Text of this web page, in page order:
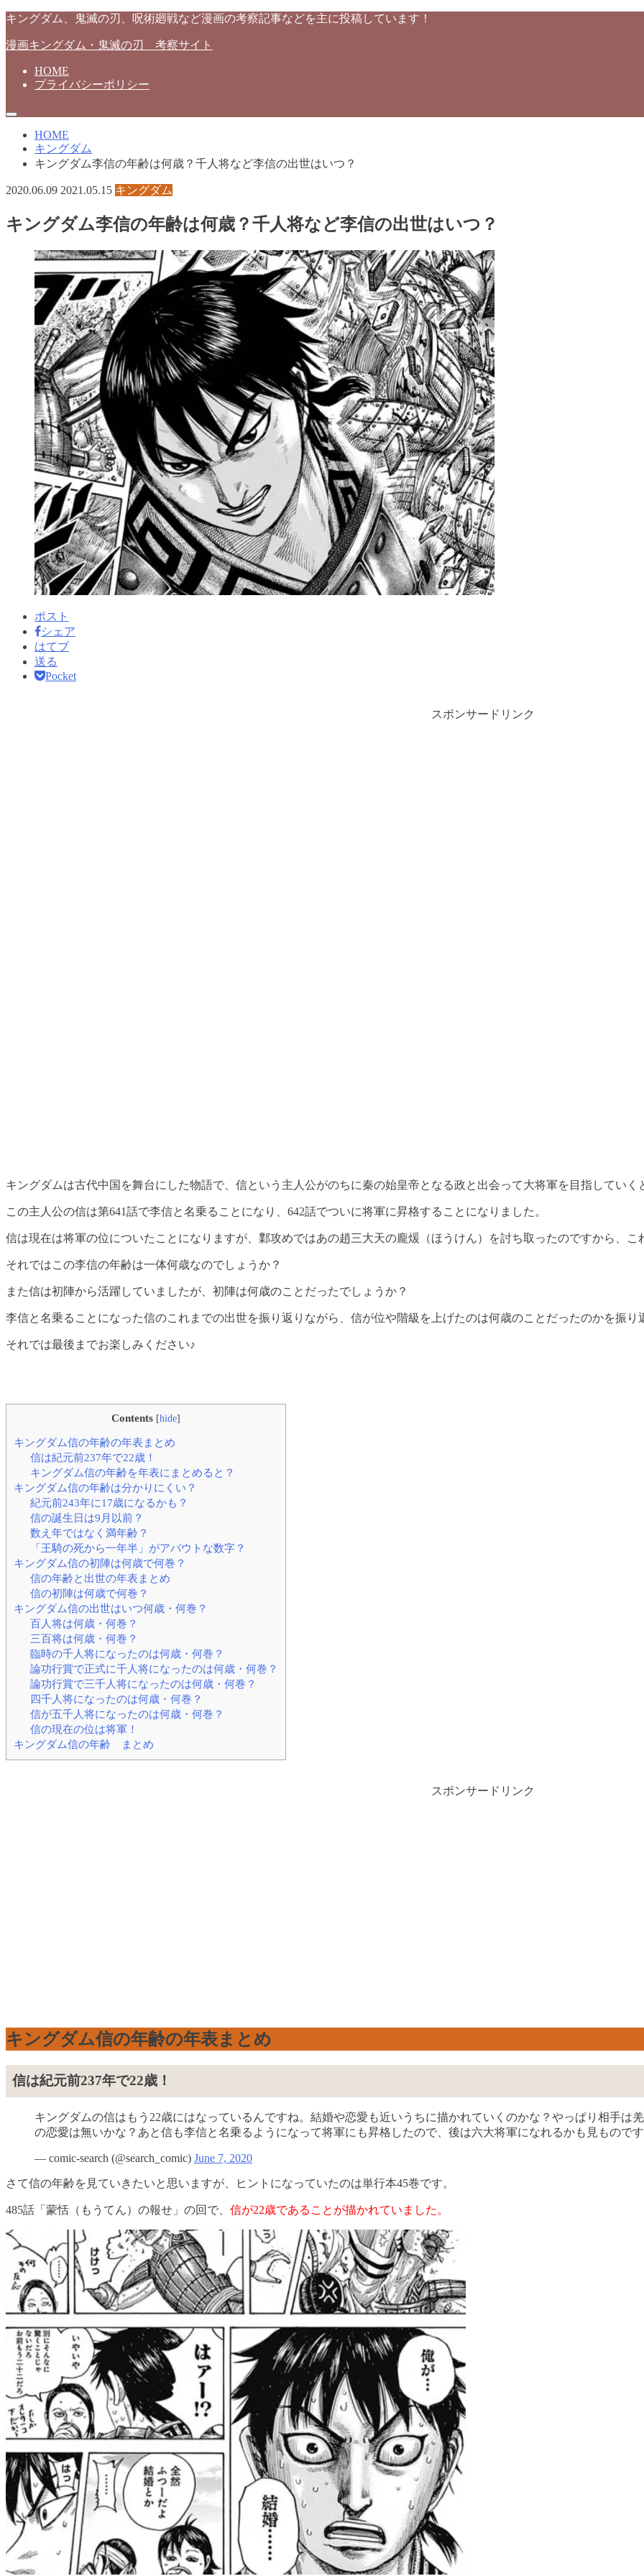
キングダム、鬼滅の刃、呪術廻戦など漫画の考察記事などを主に投稿しています！
漫画キングダム・鬼滅の刃 考察サイト
HOME
プライバシーポリシー
HOME
キングダム
キングダム李信の年齢は何歳？千人将など李信の出世はいつ？
2020.06.09 2021.05.15 キングダム
キングダム李信の年齢は何歳？千人将など李信の出世はいつ？
ポスト
シェア
はてブ
送る
Pocket
スポンサードリンク
キングダムは古代中国を舞台にした物語で、信という主人公がのちに秦の始皇帝となる政と出会って大将軍を目指していく
この主人公の信は第641話で李信と名乗ることになり、642話でついに将軍に昇格することになりました。
信は現在は将軍の位についたことになりますが、鄴攻めではあの趙三大天の龐煖（ほうけん）を討ち取ったのですから、こ
それではこの李信の年齢は一体何歳なのでしょうか？
また信は初陣から活躍していましたが、初陣は何歳のことだったでしょうか？
李信と名乗ることになった信のこれまでの出世を振り返りながら、信が位や階級を上げたのは何歳のことだったのかを振り
それでは最後までお楽しみください♪
Contents [hide]
キングダム信の年齢の年表まとめ
信は紀元前237年で22歳！
キングダム信の年齢を年表にまとめると？
キングダム信の年齢は分かりにくい？
紀元前243年に17歳になるかも？
信の誕生日は9月以前？
数え年ではなく満年齢？
「王騎の死から一年半」がアバウトな数字？
キングダム信の初陣は何歳で何巻？
信の年齢と出世の年表まとめ
信の初陣は何歳で何巻？
キングダム信の出世はいつ何歳・何巻？
百人将は何歳・何巻？
三百将は何歳・何巻？
臨時の千人将になったのは何歳・何巻？
論功行賞で正式に千人将になったのは何歳・何巻？
論功行賞で三千人将になったのは何歳・何巻？
四千人将になったのは何歳・何巻？
信が五千人将になったのは何歳・何巻？
信の現在の位は将軍！
キングダム信の年齢 まとめ
スポンサードリンク
キングダム信の年齢の年表まとめ
信は紀元前237年で22歳！
キングダムの信はもう22歳にはなっているんですね。結婚や恋愛も近いうちに描かれていくのかな？やっぱり相手は
の恋愛は無いかな？あと信も李信と名乗るようになって将軍にも昇格したので、後は六大将軍になれるかも見ものです
— comic-search (@search_comic) June 7, 2020
さて信の年齢を見ていきたいと思いますが、ヒントになっていたのは単行本45巻です。
485話「蒙恬（もうてん）の報せ」の回で、 信が22歳であることが描かれていました。